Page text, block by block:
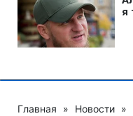
Главная » Новости »